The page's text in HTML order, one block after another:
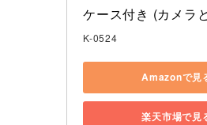
ケース付き (カメラ
K-0524
Amazonで見
楽天市場で見